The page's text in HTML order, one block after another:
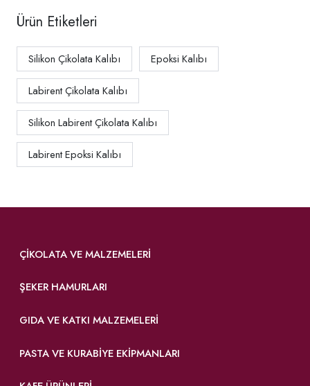
Ürün Etiketleri
Silikon Çikolata Kalıbı Epoksi Kalıbı
Labirent Çikolata Kalıbı
Silikon Labirent Çikolata Kalıbı
Labirent Epoksi Kalıbı
ÇIKOLATA VE MALZEMELERI
ŞEKER HAMURLARI
GIDA VE KATKI MALZEMELERI
PASTA VE KURABIYE EKIPMANLARI